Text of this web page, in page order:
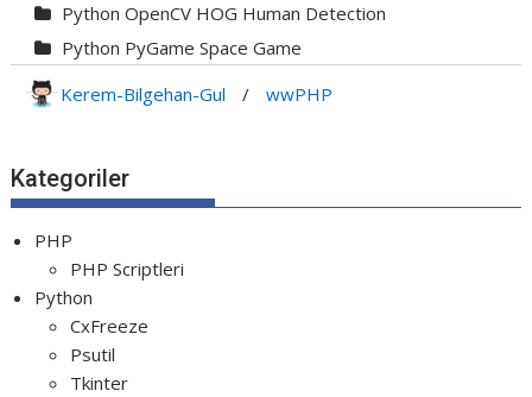
Python OpenCV HOG Human Detection
Python PyGame Space Game
Python PyGame Yılan Oyunu - Snake G...
Python Transparent Proxy Server
Kerem-Bilgehan-Gul / wwPHP
Kategoriler
PHP
PHP Scriptleri
Python
CxFreeze
Psutil
Tkinter